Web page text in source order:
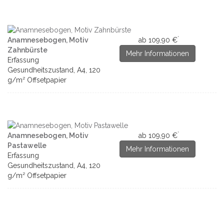
Anamnesebogen, Motiv
Zahnbürste
Erfassung
Gesundheitszustand, A4, 120
g/m² Offsetpapier
ab 109,90 €*
Mehr Informationen
Anamnesebogen, Motiv
Pastawelle
Erfassung
Gesundheitszustand, A4, 120
g/m² Offsetpapier
ab 109,90 €*
Mehr Informationen